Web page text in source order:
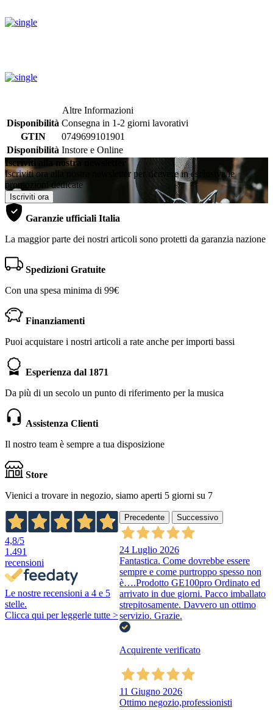
Altre Informazioni
Disponibilità Consegna in 1-2 giorni lavorativi
GTIN
0749699101901
Disponibilità Instore e Online
Iscriviti alla nostra newsletter
Iscriviti ora alla nostra newsletter per ricevere in esclusiva le
promozioni dedicate
Iscriviti ora
Garanzie ufficiali Italia
La maggior parte dei nostri articoli sono protetti da garanzia nazione
Spedizioni Gratuite
Con una spesa minima di 99€
Finanziamenti
Puoi acquistare i nostri articoli a rate anche per importi bassi
Esperienza dal 1871
Da più di un secolo un punto di riferimento per la musica
Assistenza Clienti
Il nostro team è sempre a tua disposizione
Store
Vienici a trovare in negozio, siamo aperti 5 giorni su 7
4,8/5
1.491
recensioni
Le nostre recensioni a 4 e 5
stelle.
Clicca qui per leggerle tutte >
Precedente Successivo
24 Luglio 2026
Fantastica. Come dovrebbe essere
sempre e come purtroppo spesso non
è….Prodotto GE100pro Ordinato ed
arrivato in due giorni. Pacco imballato
strepitosamente. Davvero un ottimo
servizio. Grazie.
Acquirente verificato
11 Giugno 2026
Ottimo negozio,professionisti